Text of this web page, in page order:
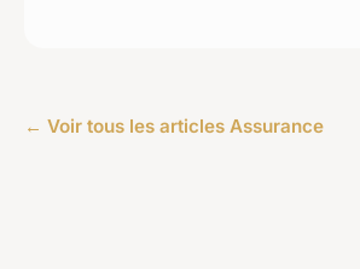
← Voir tous les articles Assurance